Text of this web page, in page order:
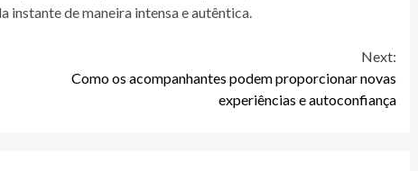
de maneira intensa e autêntica.
Next:
Como os acompanhantes podem proporcionar novas
experiências e autoconfiança